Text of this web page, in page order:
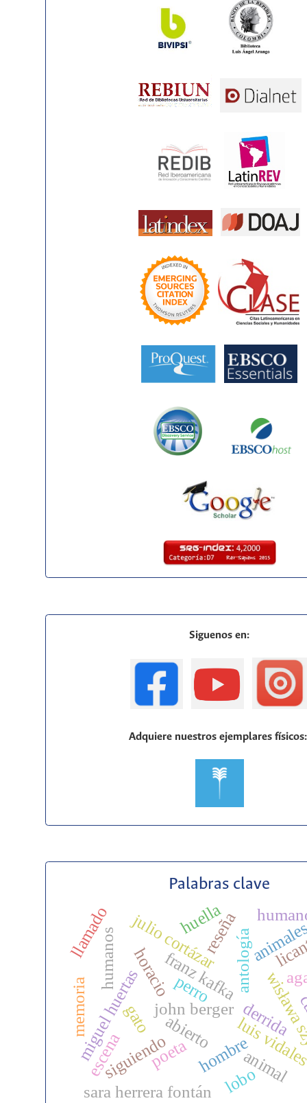
Siguenos en:
Adquiere nuestros ejemplares
Palabras clave
antología
john berger
franz kafka
julio cortázar
luis
horacio
poeta
miguel huertas
gato abierto
hombreanimal
siguiendo
reseña
derrida
sara herrera fontán
humanos
memoria perro
lobo
huella
escena
llamado